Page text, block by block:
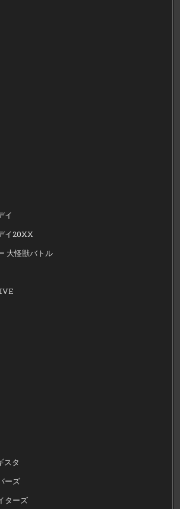
イ
イ20XX
大怪獣バトル
スタ
ーズ
ターズ